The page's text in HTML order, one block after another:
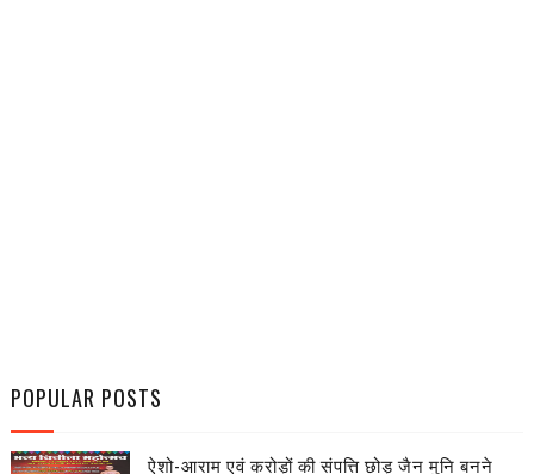
POPULAR POSTS
ऐशो-आराम एवं करोड़ों की संपत्ति छोड़ जैन मुनि बनने